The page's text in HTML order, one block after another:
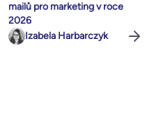
mailů pro marketing v roce
2026
Izabela Harbarczyk